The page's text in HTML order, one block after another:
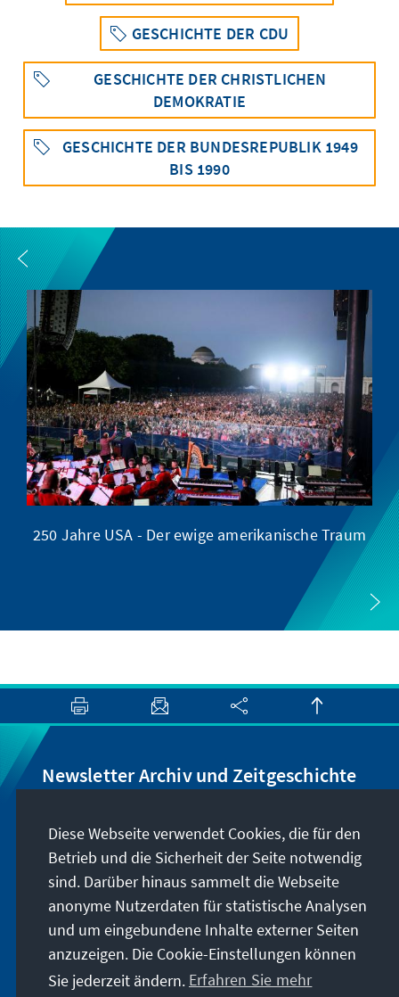
GESCHICHTE DER CDU
GESCHICHTE DER CHRISTLICHEN
DEMOKRATIE
GESCHICHTE DER BUNDESREPUBLIK 1949
BIS 1990
250 Jahre USA - Der ewige amerikanische Traum
Newsletter Archiv und Zeitgeschichte
Wir informieren Sie über Neuigkeiten rund um
unser Archiv, geben Hinweise zu unseren
zeithistorisch-politischen Veranstaltungen und
machen Sie auf neu erschienene Publikationen
und Formate aufmerksam. Der Newsletter
erscheint vier- bis fünfmal im Jahr.
Jetzt abonnieren
Diese Webseite verwendet Cookies, die für den
Betrieb und die Sicherheit der Seite notwendig
sind. Darüber hinaus sammelt die Webseite
anonyme Nutzerdaten für statistische Analysen
und um eingebundene Inhalte externer Seiten
anzuzeigen. Die Cookie-Einstellungen können
Sie jederzeit ändern. Erfahren Sie mehr